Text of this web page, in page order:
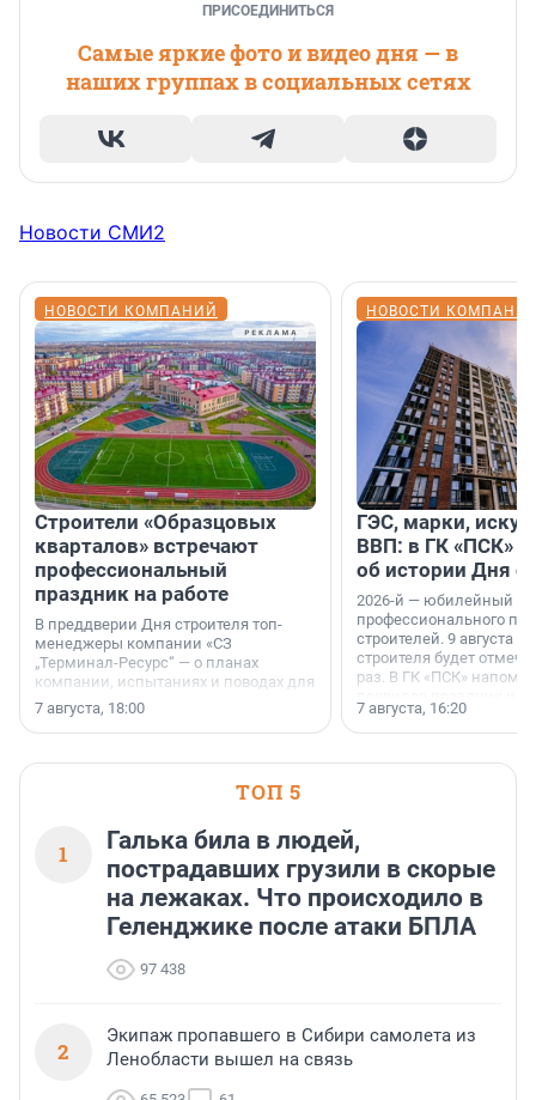
ПРИСОЕДИНИТЬСЯ
Самые яркие фото и видео дня — в
наших группах в социальных сетях
Новости СМИ2
НОВОСТИ КОМПАНИЙ
Строители «Образцовых
кварталов» встречают
профессиональный
праздник на работе
В преддверии Дня строителя топ-
менеджеры компании «СЗ
„Терминал-Ресурс“ — о планах
компании, испытаниях и поводах для
осторожного оптимизма.
7 августа, 18:00
НОВОСТИ
ГЭС, марки,
ВВП: в ГК «ПСК»
об истории Дня
2026-й — юбилейный
профессионального
строителей. 9 августа
строителя будет
раз. В ГК «ПСК»
поменялась роль
7 августа, 16:20
ТОП 5
1
Галька била в людей,
пострадавших грузили в скорые
на лежаках. Что происходило в
Геленджике после атаки БПЛА
97 438
2
Экипаж пропавшего в Сибири самолета из
Ленобласти вышел на связь